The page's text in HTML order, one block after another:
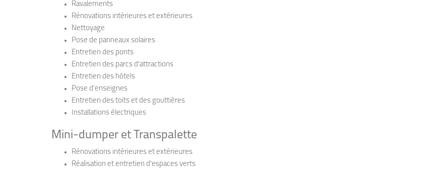
Ravalements
Rénovations intérieures et extérieures
Nettoyage
Pose de panneaux solaires
Entretien des ponts
Entretien des parcs d'attractions
Entretien des hôtels
Pose d’enseignes
Entretien des toits et des gouttières
Installations électriques
Mini-dumper et Transpalette
Rénovations intérieures et extérieures
Réalisation et entretien d'espaces verts